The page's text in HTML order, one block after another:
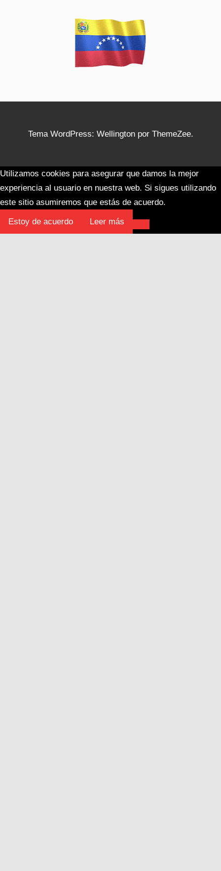
Tema WordPress: Wellington por ThemeZee.
Utilizamos cookies para asegurar que damos la mejor
experiencia al usuario en nuestra web. Si sigues utilizando
este sitio asumiremos que estás de acuerdo.
Estoy de acuerdo Leer más